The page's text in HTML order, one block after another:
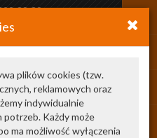
20 20
plików cookies (tzw.
reklamowych oraz
indywidualnie
Każdy może
ma możliwość wyłączenia